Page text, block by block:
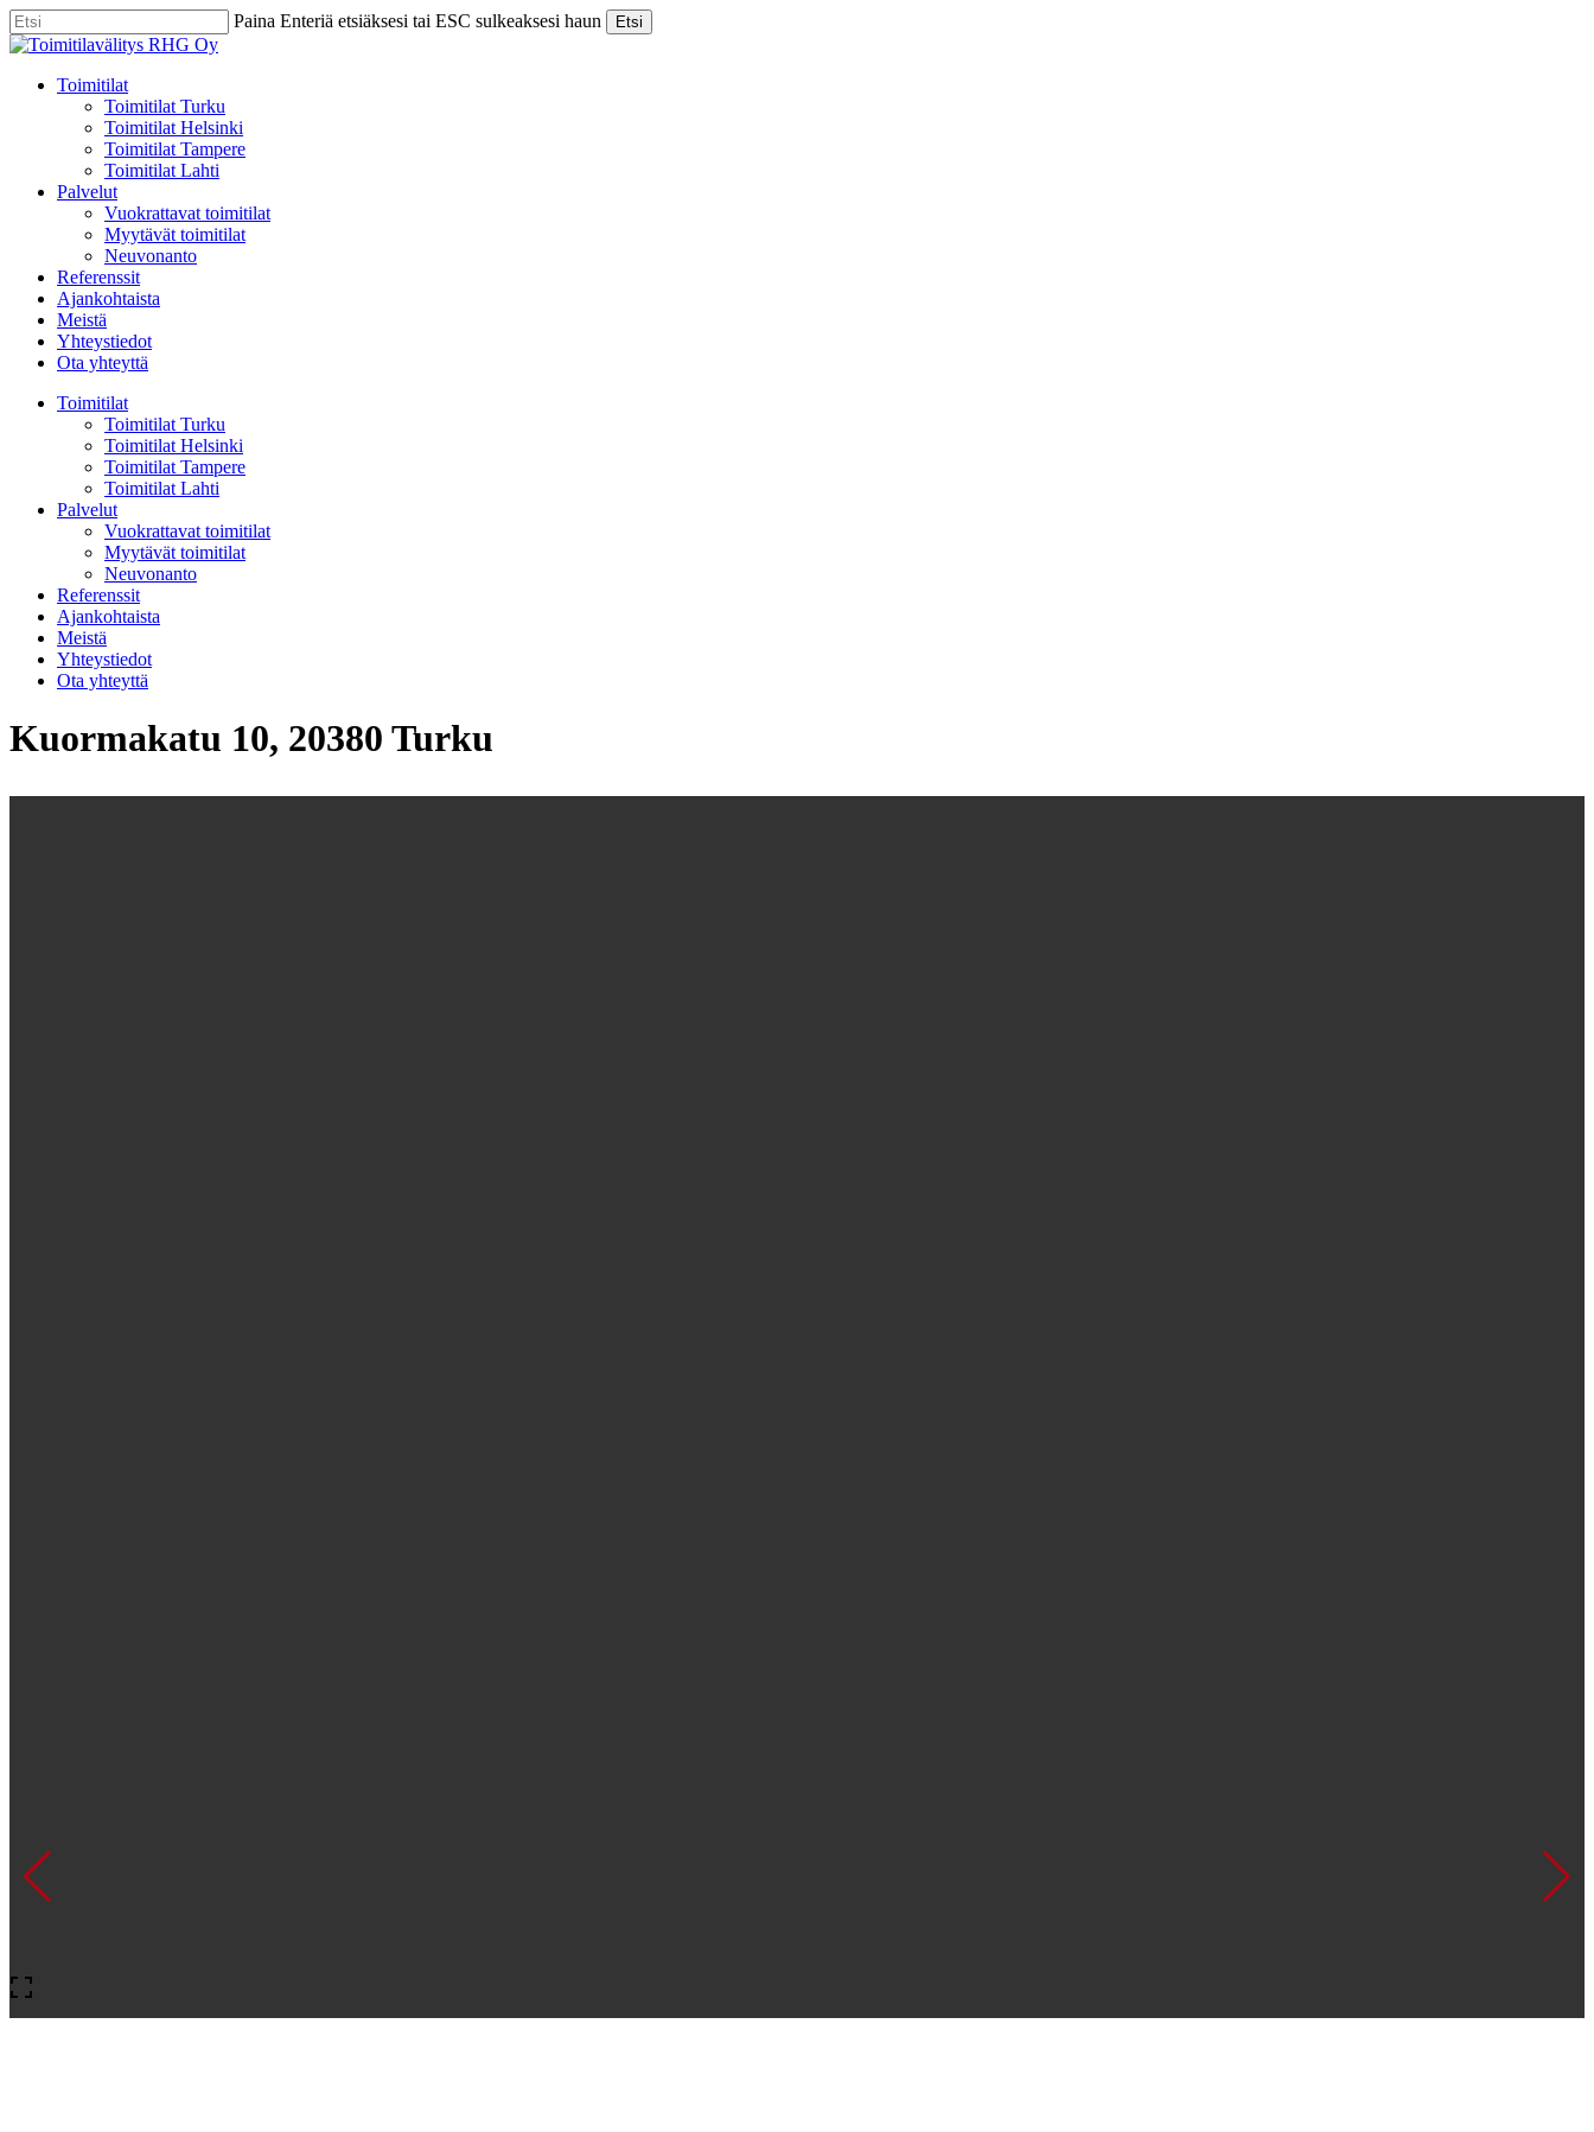
Skip
to
content
Paina Enteriä etsiäksesi tai ESC sulkeaksesi haun Etsi
Close
Menu
Toimitilat
Toimitilat Turku
Toimitilat Helsinki
Toimitilat Tampere
Toimitilat Lahti
Palvelut
Vuokrattavat toimitilat
Myytävät toimitilat
Neuvonanto
Referenssit
Ajankohtaista
Meistä
Yhteystiedot
Ota yhteyttä
Toimitilat
Toimitilat Turku
Toimitilat Helsinki
Toimitilat Tampere
Toimitilat Lahti
Palvelut
Vuokrattavat toimitilat
Myytävät toimitilat
Neuvonanto
Referenssit
Ajankohtaista
Meistä
Yhteystiedot
Ota yhteyttä
Kuormakatu 10, 20380 Turku